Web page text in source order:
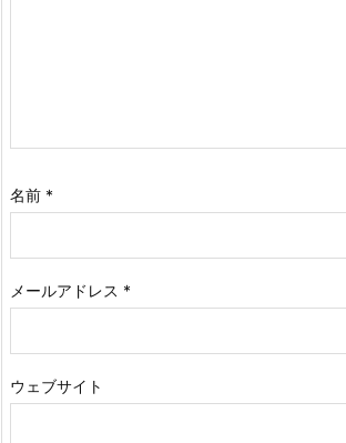
名前 *
メールアドレス *
ウェブサイト